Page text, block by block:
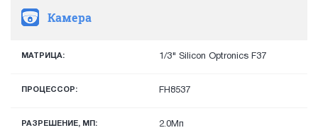
Камера
МАТРИЦА: 1/3" Silicon Optronics F37
ПРОЦЕССОР: FH8537
РАЗРЕШЕНИЕ, МП: 2.0Мп